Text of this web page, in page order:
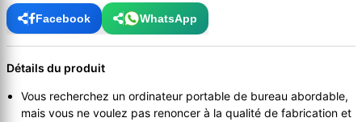
Facebook WhatsApp
Détails du produit
Vous recherchez un ordinateur portable de bureau abordable,
mais vous ne voulez pas renoncer à la qualité de fabrication et